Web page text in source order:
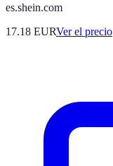
es.shein.com
17.18 EURVer el precio